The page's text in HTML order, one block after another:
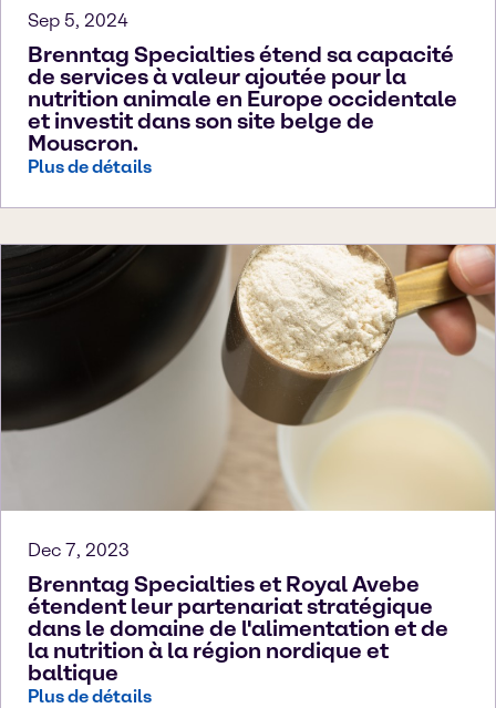
Sep 5, 2024
Brenntag Specialties étend sa capacité
de services à valeur ajoutée pour la
nutrition animale en Europe occidentale
et investit dans son site belge de
Mouscron.
Plus de détails
Dec 7, 2023
Brenntag Specialties et Royal Avebe
étendent leur partenariat stratégique
dans le domaine de l'alimentation et de
la nutrition à la région nordique et
baltique
Plus de détails